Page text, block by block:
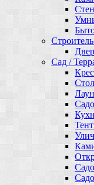
Сад /